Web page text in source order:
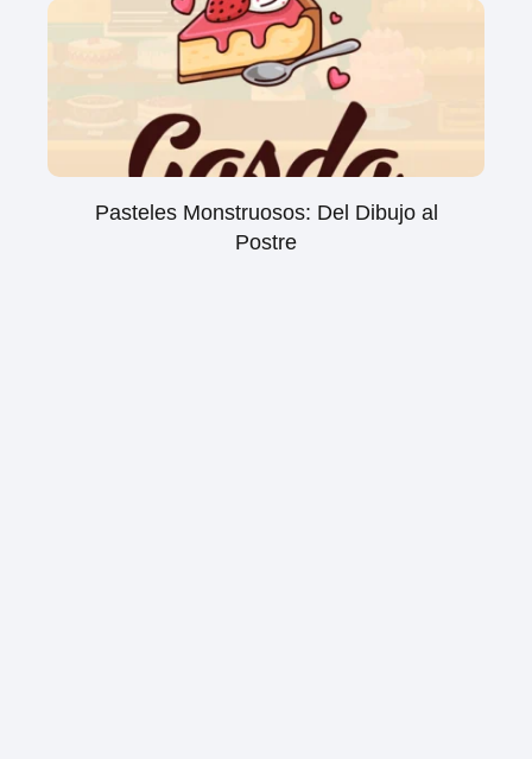
Pasteles Monstruosos: Del Dibujo al
Postre